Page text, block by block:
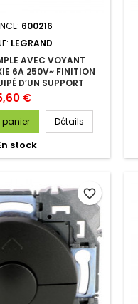
600216
LEGRAND
AVEC VOYANT
6A 250V~ FINITION
D’UN SUPPORT
€
panier Détails
stock
favorite_border